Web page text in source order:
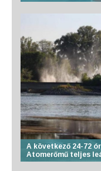
A következő 24-72
Atomerőmű teljes